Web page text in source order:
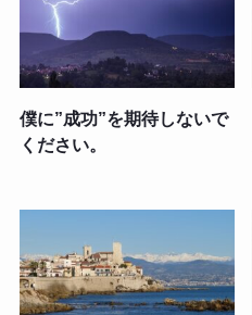
僕に”成功”を期待しないで
ください。